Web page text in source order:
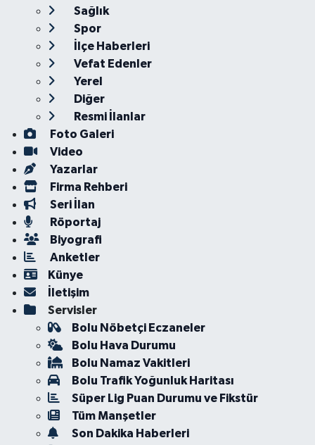
Sağlık
Spor
İlçe Haberleri
Vefat Edenler
Yerel
Diğer
Resmi İlanlar
Foto Galeri
Video
Yazarlar
Firma Rehberi
Seri İlan
Röportaj
Biyografi
Anketler
Künye
İletişim
Servisler
Bolu Nöbetçi Eczaneler
Bolu Hava Durumu
Bolu Namaz Vakitleri
Bolu Trafik Yoğunluk Haritası
Süper Lig Puan Durumu ve Fikstür
Tüm Manşetler
Son Dakika Haberleri